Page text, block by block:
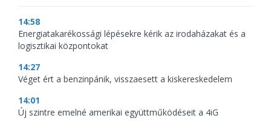
14:58
Energiatakarékossági lépésekre kérik az irodaházakat és a
logisztikai központokat
14:27
Véget ért a benzinpánik, visszaesett a kiskereskedelem
14:01
Új szintre emelné amerikai együttműködéseit a 4iG